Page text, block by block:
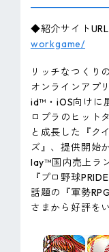
◆紹介サイトURL
workgame/
リッチなつくり
オンラインアプ
id™・iOS向けに
ロプラのヒット
と成長した『ク
ズ』、提供開始
lay™国内売上ラ
『プロ野球
話題の『軍勢
さまから好評を